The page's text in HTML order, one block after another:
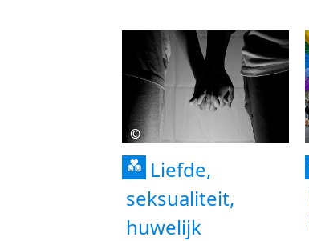
©
💑
Liefde,
seksualiteit,
huwelijk